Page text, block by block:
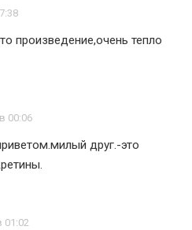
произведение,очень тепло
00:06
друг.-это
01:02